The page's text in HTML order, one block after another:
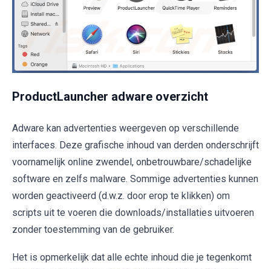
ProductLauncher adware overzicht
Adware kan advertenties weergeven op verschillende
interfaces. Deze grafische inhoud van derden onderschrijft
voornamelijk online zwendel, onbetrouwbare/schadelijke
software en zelfs malware. Sommige advertenties kunnen
worden geactiveerd (d.w.z. door erop te klikken) om
scripts uit te voeren die downloads/installaties uitvoeren
zonder toestemming van de gebruiker.
Het is opmerkelijk dat alle echte inhoud die je tegenkomt